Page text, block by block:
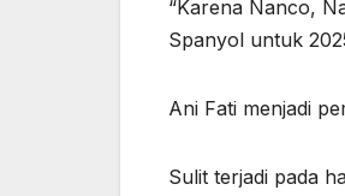
“Karena Nanco,
Spanyol untuk
Ani Fati menjadi
Sulit terjadi pada